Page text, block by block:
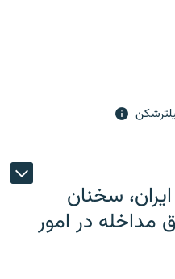
سخنان
مداخله در امور